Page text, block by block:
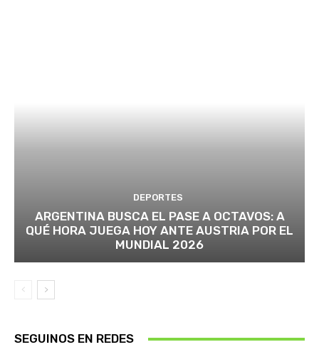
DEPORTES
ARGENTINA BUSCA EL PASE A OCTAVOS: A
QUÉ HORA JUEGA HOY ANTE AUSTRIA POR EL
MUNDIAL 2026
SEGUINOS EN REDES